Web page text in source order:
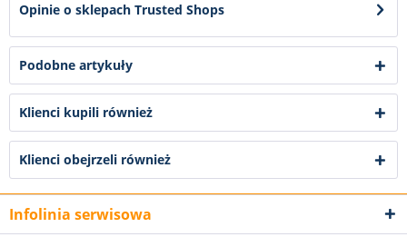
Opinie o sklepach Trusted Shops
Podobne artykuły
Klienci kupili również
Klienci obejrzeli również
Infolinia serwisowa